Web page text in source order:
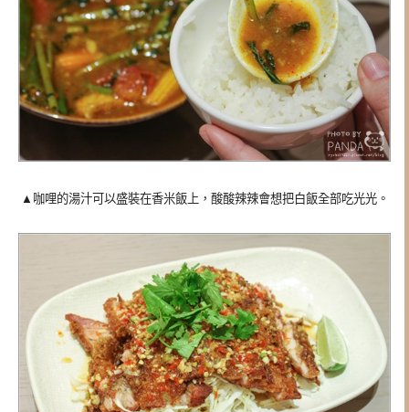
▲咖哩的湯汁可以盛裝在香米飯上，酸酸辣辣會想把白飯全部吃光光。